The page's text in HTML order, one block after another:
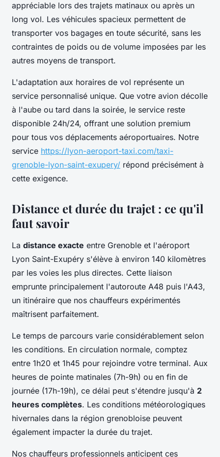
appréciable lors des trajets matinaux ou après un
long vol. Les véhicules spacieux permettent de
transporter vos bagages en toute sécurité, sans les
contraintes de poids ou de volume imposées par les
autres moyens de transport.
L'adaptation aux horaires de vol représente un
service personnalisé unique. Que votre avion décolle
à l'aube ou tard dans la soirée, le service reste
disponible 24h/24, offrant une solution premium
pour tous vos déplacements aéroportuaires. Notre
service https://lyon-aeroport-taxi.com/taxi-
grenoble-lyon-saint-exupery/ répond précisément à
cette exigence.
Distance et durée du trajet : ce qu'il
faut savoir
La distance exacte entre Grenoble et l'aéroport
Lyon Saint-Exupéry s'élève à environ 140 kilomètres
par les voies les plus directes. Cette liaison
emprunte principalement l'autoroute A48 puis l'A43,
un itinéraire que nos chauffeurs expérimentés
maîtrisent parfaitement.
Le temps de parcours varie considérablement selon
les conditions. En circulation normale, comptez
entre 1h20 et 1h45 pour rejoindre votre terminal. Aux
heures de pointe matinales (7h-9h) ou en fin de
journée (17h-19h), ce délai peut s'étendre jusqu'à 2
heures complètes. Les conditions météorologiques
hivernales dans la région grenobloise peuvent
également impacter la durée du trajet.
Nos chauffeurs professionnels anticipent ces